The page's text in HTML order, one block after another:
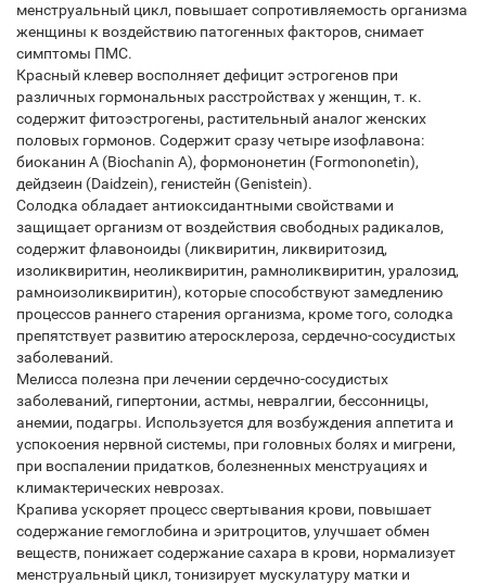
менструальный цикл, повышает сопротивляемость организма
женщины к воздействию патогенных факторов, снимает
симптомы ПМС.
Красный клевер восполняет дефицит эстрогенов при
различных гормональных расстройствах у женщин, т. к.
содержит фитоэстрогены, растительный аналог женских
половых гормонов. Содержит сразу четыре изофлавона:
биоканин A (Biochanin А), формононетин (Formononetin),
дейдзеин (Daidzein), генистейн (Genistein).
Солодка обладает антиоксидантными свойствами и
защищает организм от воздействия свободных радикалов,
содержит флавоноиды (ликвиритин, ликвиритозид,
изоликвиритин, неоликвиритин, рамноликвиритин, уралозид,
рамноизоликвиритин), которые способствуют замедлению
процессов раннего старения организма, кроме того, солодка
препятствует развитию атеросклероза, сердечно-сосудистых
заболеваний.
Мелисса полезна при лечении сердечно-сосудистых
заболеваний, гипертонии, астмы, невралгии, бессонницы,
анемии, подагры. Используется для возбуждения аппетита и
успокоения нервной системы, при головных болях и мигрени,
при воспалении придатков, болезненных менструациях и
климактерических неврозах.
Крапива ускоряет процесс свертывания крови, повышает
содержание гемоглобина и эритроцитов, улучшает обмен
веществ, понижает содержание сахара в крови, нормализует
менструальный цикл, тонизирует мускулатуру матки и